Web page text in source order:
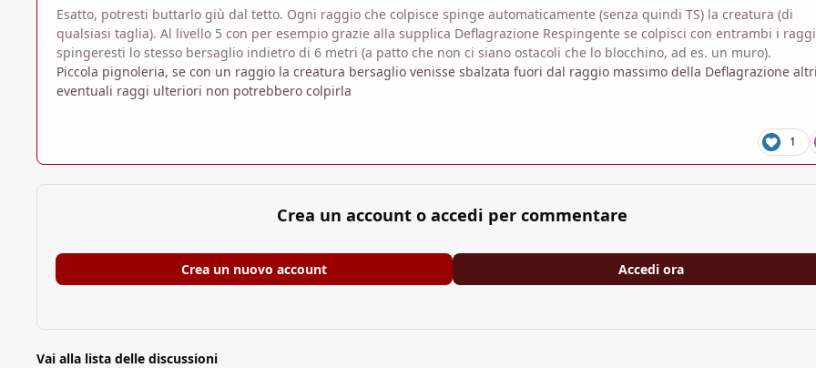
Esatto, potresti buttarlo giù dal tetto. Ogni raggio che colpisce spinge automaticamente (senza quindi TS) la creatura (di
qualsiasi taglia). Al livello 5 con per esempio grazie alla supplica Deflagrazione Respingente se colpisci con entrambi i raggi
spingeresti lo stesso bersaglio indietro di 6 metri (a patto che non ci siano ostacoli che lo blocchino, ad es. un muro).
Piccola pignoleria, se con un raggio la creatura bersaglio venisse sbalzata fuori dal raggio massimo della Deflagrazione altri
eventuali raggi ulteriori non potrebbero colpirla
1
Crea un account o accedi per commentare
Crea un nuovo account Accedi ora
Vai alla lista delle discussioni